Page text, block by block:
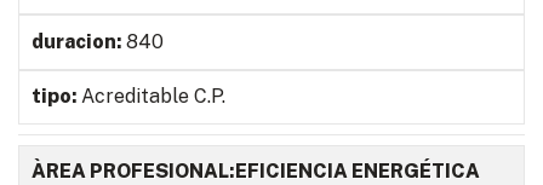
840
Acreditable C.P.
ÀREA PROFESIONAL:EFICIENCIA ENERGÉTICA